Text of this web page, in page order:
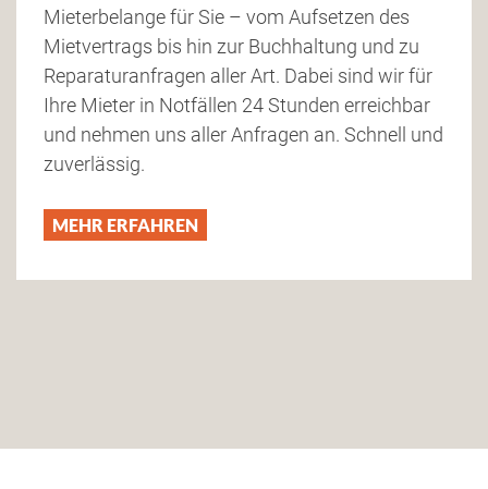
Mieterbelange für Sie – vom Aufsetzen des
Mietvertrags bis hin zur Buchhaltung und zu
Reparaturanfragen aller Art. Dabei sind wir für
Ihre Mieter in Notfällen 24 Stunden erreichbar
und nehmen uns aller Anfragen an. Schnell und
zuverlässig.
MEHR ERFAHREN